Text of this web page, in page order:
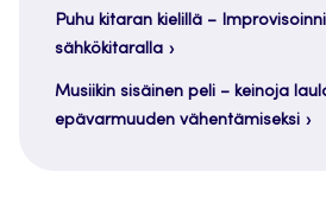
Puhu kitaran kielillä –
sähkökitaralla
Musiikin sisäinen peli – keinoja
epävarmuuden vähentämiseksi